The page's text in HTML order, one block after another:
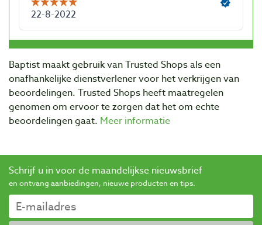
Baptist maakt gebruik van Trusted Shops als een
onafhankelijke dienstverlener voor het verkrijgen van
beoordelingen. Trusted Shops heeft maatregelen
genomen om ervoor te zorgen dat het om echte
beoordelingen gaat. Meer informatie
Schrijf u in voor de maandelijkse nieuwsbrief
en ontvang aanbiedingen, nieuwe producten en tips.